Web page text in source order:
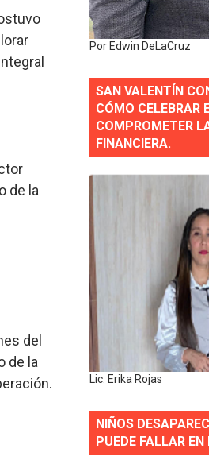
debe acogerse a normas
Alianza Estratégica
2026 y el de Historia 2025
Dominicana para fortalecer el
de la
del
de la
Por Edwin DeLaCruz
SAN VALENTÍN
CÓMO CELEBRAR
COMPROMETER
FINANCIERA.
Lic. Erika Rojas
NIÑOS
PUEDE FALLAR EN